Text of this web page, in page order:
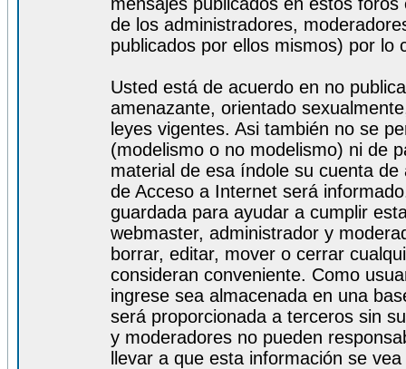
de los administradores,
publicados por ellos mismos) por lo
Usted está de acuerdo en no
amenazante, orientado
leyes vigentes. Asi también no se
(modelismo o no modelismo) ni de
material de esa índole su cuenta
de Acceso a Internet será
guardada para ayudar a cumplir
webmaster, administrador y
borrar, editar, mover o cerrar
consideran conveniente. Como
ingrese sea almacenada en una
será proporcionada a terceros sin
y moderadores no pueden
llevar a que esta información se